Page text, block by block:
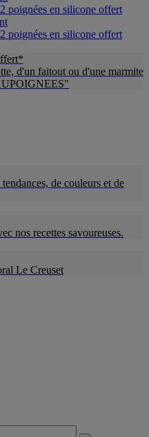
poignées en silicone offert
poignées en silicone offert
d'un faitout ou d'une marmite
de couleurs et de
nos recettes savoureuses.
Le Creuset